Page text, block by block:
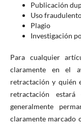
Publicación
Uso
Plagio
Investigación
Para cualquier
claramente en el
retractación y quién
retractación
generalmente
claramente marcado